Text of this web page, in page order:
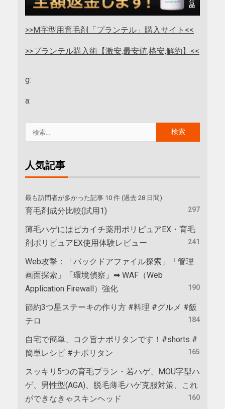
>>M字型用育毛剤「プランテル」購入サイト<<
>>プランテル購入術【激安,最安値,格安,解約】<<
g:
a:
人気記事
最も訪問者が多かった記事 10 件 (過去 28 日間)
育毛剤成分比較(試用1) 297
薄毛ハゲにはピカイチ薬用ポリピュアEX・育毛
剤ポリピュアEX使用体験レビュー
241
Web攻撃：「バックドアファイル探索」「管理
画面探索」「環境偵察」➡ WAF（Web
Application Firewall）強化
190
節約3つ星ステーキの作り方 #料理 #グルメ #飯
テロ
184
自宅で簡単、コク旨ナポリタンです！#shorts #
簡単レシピ #ナポリタン
165
スッキリ5つの育毛プラン・若ハゲ、MOU字型ハ
ゲ、男性型(AGA)、脱毛薄毛ハゲ克服対策、これ
ができなきゃスキンヘッド
160